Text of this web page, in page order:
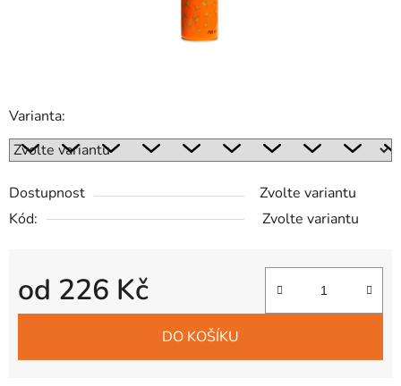
Varianta:
Dostupnost
Zvolte variantu
Kód:
Zvolte variantu
od 226 Kč
Měrná cena:
DO KOŠÍKU